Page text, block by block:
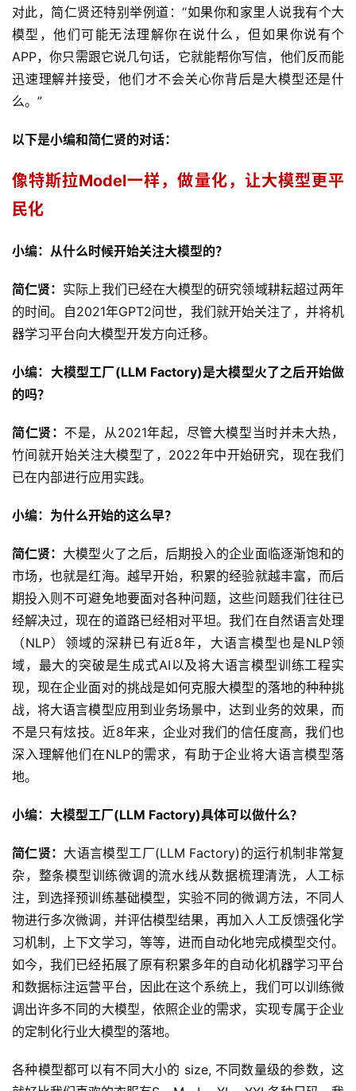
对此，简仁贤还特别举例道：“如果你和家里人说我有个大
模型，他们可能无法理解你在说什么，但如果你说有个
APP，你只需跟它说几句话，它就能帮你写信，他们反而能
迅速理解并接受，他们才不会关心你背后是大模型还是什
么。”
以下是小编和简仁贤的对话：
像特斯拉Model一样，做量化，让大模型更平
民化
小编：从什么时候开始关注大模型的？
简仁贤： 实际上我们已经在大模型的研究领域耕耘超过两年
的时间。自2021年GPT2问世，我们就开始关注了，并将机
器学习平台向大模型开发方向迁移。
小编：大模型工厂(LLM Factory)是大模型火了之后开始做
的吗？
简仁贤： 不是，从2021年起，尽管大模型当时并未大热，
竹间就开始关注大模型了，2022年中开始研究，现在我们
已在内部进行应用实践。
小编：为什么开始的这么早？
简仁贤： 大模型火了之后，后期投入的企业面临逐渐饱和的
市场，也就是红海。越早开始，积累的经验就越丰富，而后
期投入则不可避免地要面对各种问题，这些问题我们往往已
经解决过，现在的道路已经相对平坦。我们在自然语言处理
（NLP）领域的深耕已有近8年，大语言模型也是NLP领
域，最大的突破是生成式AI以及将大语言模型训练工程实
现，现在企业面对的挑战是如何克服大模型的落地的种种挑
战，将大语言模型应用到业务场景中，达到业务的效果，而
不是只有炫技。近8年来，企业对我们的信任度高，我们也
深入理解他们在NLP的需求，有助于企业将大语言模型落
地。
小编：大模型工厂(LLM Factory)具体可以做什么？
简仁贤： 大语言模型工厂(LLM Factory)的运行机制非常复
杂，整条模型训练微调的流水线从数据梳理清洗，人工标
注，到选择预训练基础模型，实验不同的微调方法，不同人
物进行多次微调，并评估模型结果，再加入人工反馈强化学
习机制，上下文学习，等等，进而自动化地完成模型交付。
如今，我们已经拓展了原有积累多年的自动化机器学习平台
和数据标注运营平台，因此在这个系统上，我们可以训练微
调出许多不同的大模型，依照企业的需求，实现专属于企业
的定制化行业大模型的落地。
各种模型都可以有不同大小的 size, 不同数量级的参数，这